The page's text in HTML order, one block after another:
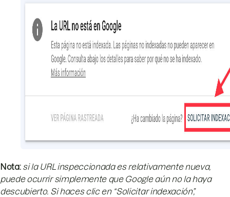
Nota: si la URL inspeccionada es relativamente nueva,
puede ocurrir simplemente que Google aún no la haya
descubierto. Si haces clic en “Solicitar indexación”,